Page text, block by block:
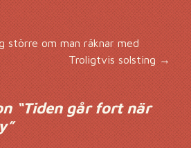
större om man räknar med
Troligtvis solsting→
“Tiden går fort när
”